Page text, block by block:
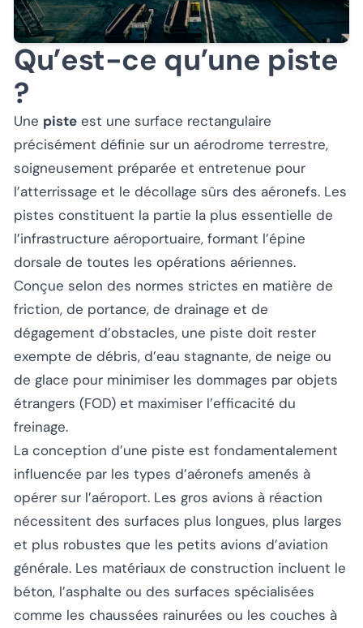
Qu’est-ce qu’une piste
?
Une piste est une surface rectangulaire
précisément définie sur un aérodrome terrestre,
soigneusement préparée et entretenue pour
l’atterrissage et le décollage sûrs des aéronefs. Les
pistes constituent la partie la plus essentielle de
l’infrastructure aéroportuaire, formant l’épine
dorsale de toutes les opérations aériennes.
Conçue selon des normes strictes en matière de
friction, de portance, de drainage et de
dégagement d’obstacles, une piste doit rester
exempte de débris, d’eau stagnante, de neige ou
de glace pour minimiser les dommages par objets
étrangers (FOD) et maximiser l’efficacité du
freinage.
La conception d’une piste est fondamentalement
influencée par les types d’aéronefs amenés à
opérer sur l’aéroport. Les gros avions à réaction
nécessitent des surfaces plus longues, plus larges
et plus robustes que les petits avions d’aviation
générale. Les matériaux de construction incluent le
béton, l’asphalte ou des surfaces spécialisées
comme les chaussées rainurées ou les couches à